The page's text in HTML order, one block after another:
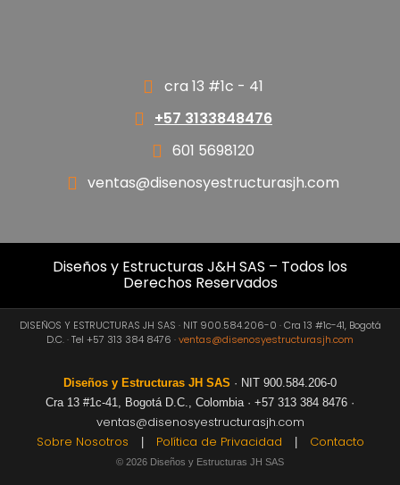
cra 13 #1c - 41
+57 3133848476
601 5698120
ventas@disenosyestructurasjh.com
Diseños y Estructuras J&H SAS – Todos los
Derechos Reservados
DISEÑOS Y ESTRUCTURAS JH SAS · NIT 900.584.206-0 · Cra 13 #1c-41, Bogotá
D.C. · Tel +57 313 384 8476 ·ventas@disenosyestructurasjh.com
Diseños y Estructuras JH SAS · NIT 900.584.206-0
Cra 13 #1c-41, Bogotá D.C., Colombia · +57 313 384 8476 ·
ventas@disenosyestructurasjh.com
Sobre Nosotros
Política de Privacidad Contacto
© 2026 Diseños y Estructuras JH SAS